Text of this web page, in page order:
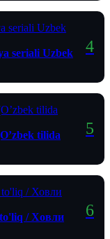
seriali Uzbek
tilida
/ Ховли